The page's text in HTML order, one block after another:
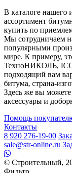
В каталоге нашего
ассортимент
купить по
Мы сотрудничаем
популярными
мире. К примеру,
ТехноНИКОЛЬ,
подходящий вам
битума, страна-
Здесь же вы
аксессуары и
Помощь
Контакты
8 920 276-19-00
sale@str-online.ru
© Строительный,
Фильтр